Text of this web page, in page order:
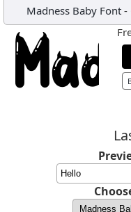
Madness Baby Font-